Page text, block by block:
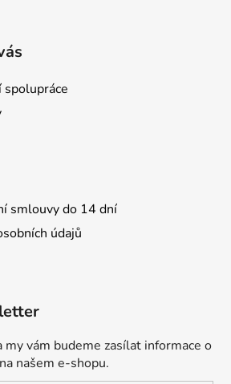
spolupráce
smlouvy do 14 dní
údajů
vám budeme zasílat informace o
našem e-shopu.